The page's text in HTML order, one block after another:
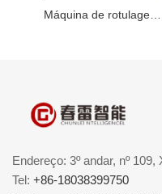
Máquina de rotulagem de molho de pimenta semiautomática
Endereço: 3º andar, nº
Tel: +86-18038399750